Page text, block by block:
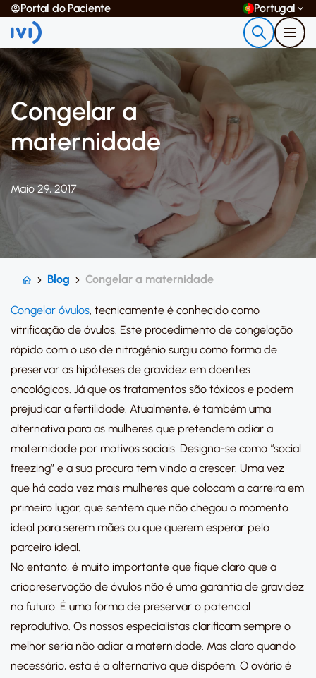
Portal do Paciente Portugal
Congelar a
maternidade
Maio 29, 2017
Blog Congelar a maternidade
Congelar óvulos, tecnicamente é conhecido como
vitrificação de óvulos. Este procedimento de congelação
rápido com o uso de nitrogénio surgiu como forma de
preservar as hipóteses de gravidez em doentes
oncológicos. Já que os tratamentos são tóxicos e podem
prejudicar a fertilidade. Atualmente, é também uma
alternativa para as mulheres que pretendem adiar a
maternidade por motivos sociais. Designa-se como “social
freezing” e a sua procura tem vindo a crescer. Uma vez
que há cada vez mais mulheres que colocam a carreira em
primeiro lugar, que sentem que não chegou o momento
ideal para serem mães ou que querem esperar pelo
parceiro ideal.
No entanto, é muito importante que fique claro que a
criopreservação de óvulos não é uma garantia de gravidez
no futuro. É uma forma de preservar o potencial
reprodutivo. Os nossos especialistas clarificam sempre o
melhor seria não adiar a maternidade. Mas claro quando
necessário, esta é a alternativa que dispõem. O ovário é